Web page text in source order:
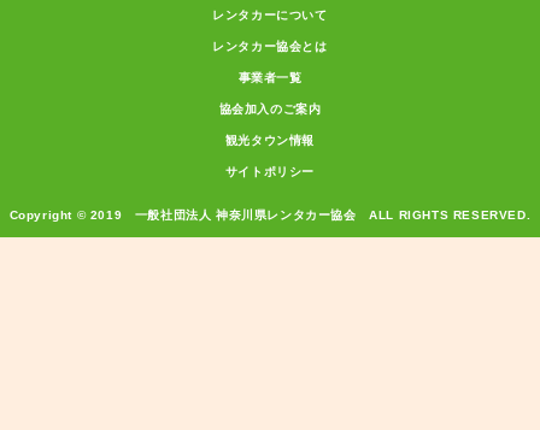
レンタカーについて
レンタカー協会とは
事業者一覧
協会加入のご案内
観光タウン情報
サイトポリシー
Copyright © 2019 一般社団法人 神奈川県レンタカー協会 ALL RIGHTS RESERVED.